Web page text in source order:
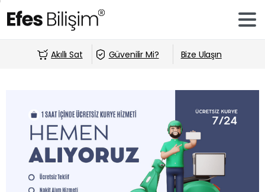
Akıllı Sat Güvenilir Mi? Bize Ulaşın